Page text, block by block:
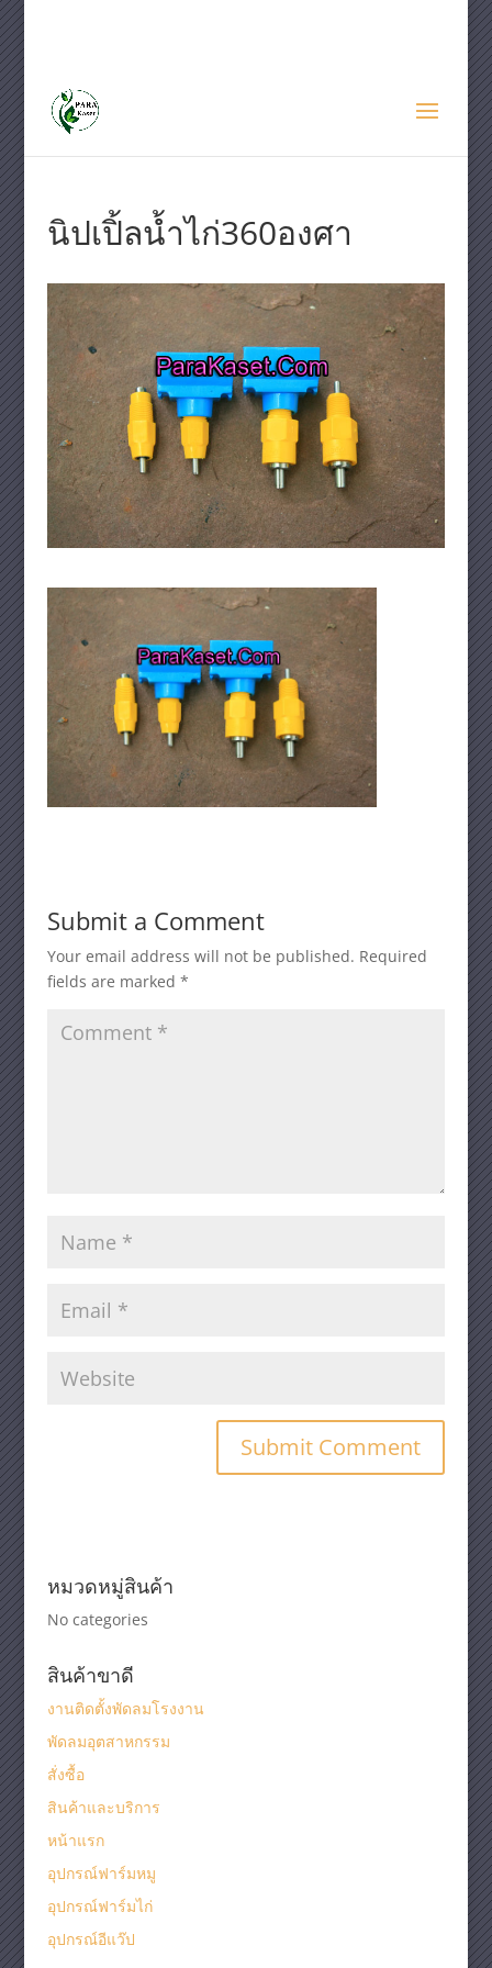
นิปเปิ้ลน้ำไก่360องศา
Submit a Comment
Your email address will not be published. Required
fields are marked *
หมวดหมู่สินค้า
No categories
สินค้าขาดี
งานติดตั้งพัดลมโรงงาน
พัดลมอุตสาหกรรม
สั่งซื้อ
สินค้าและบริการ
หน้าแรก
อุปกรณ์ฟาร์มหมู
อุปกรณ์ฟาร์มไก่
อุปกรณ์อีแว๊ป